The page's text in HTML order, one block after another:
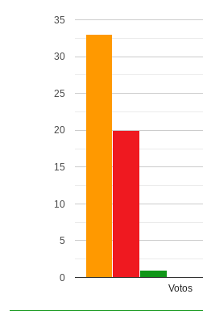
Votos
0
5
10
15
20
25
30
35